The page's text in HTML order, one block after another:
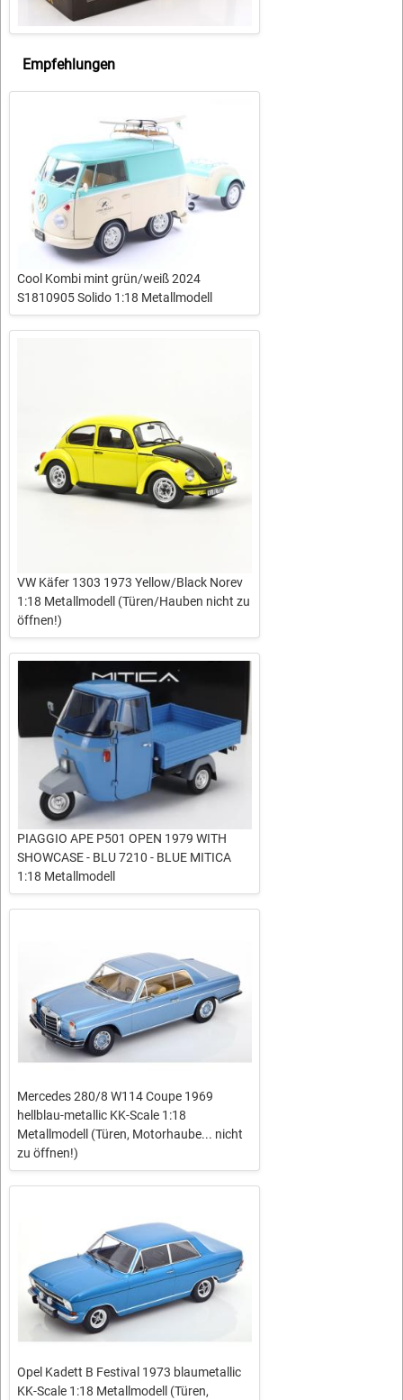
Empfehlungen
Cool Kombi mint grün/weiß 2024
S1810905 Solido 1:18 Metallmodell
VW Käfer 1303 1973 Yellow/Black Norev
1:18 Metallmodell (Türen/Hauben nicht zu
öffnen!)
PIAGGIO APE P501 OPEN 1979 WITH
SHOWCASE - BLU 7210 - BLUE MITICA
1:18 Metallmodell
Mercedes 280/8 W114 Coupe 1969
hellblau-metallic KK-Scale 1:18
Metallmodell (Türen, Motorhaube... nicht
zu öffnen!)
Opel Kadett B Festival 1973 blaumetallic
KK-Scale 1:18 Metallmodell (Türen,